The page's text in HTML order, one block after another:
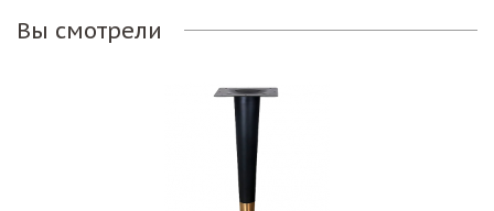
Вы смотрели